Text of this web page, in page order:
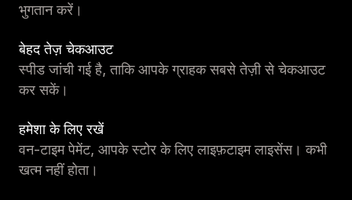
भुगतान करें।
बेहद तेज़ चेकआउट
स्पीड जांची गई है, ताकि आपके ग्राहक सबसे तेज़ी से चेकआउट
कर सकें।
हमेशा के लिए रखें
वन-टाइम पेमेंट, आपके स्टोर के लिए लाइफ़टाइम लाइसेंस। कभी
खत्म नहीं होता।